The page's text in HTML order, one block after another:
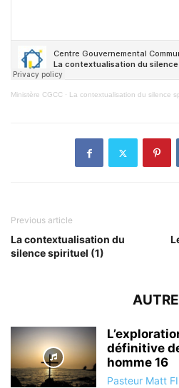
Ministère CGCC · La contextualisation du silence
Previous article
La contextualisation du
silence spirituel (1)
définitive
homme 16
Pasteur Matt